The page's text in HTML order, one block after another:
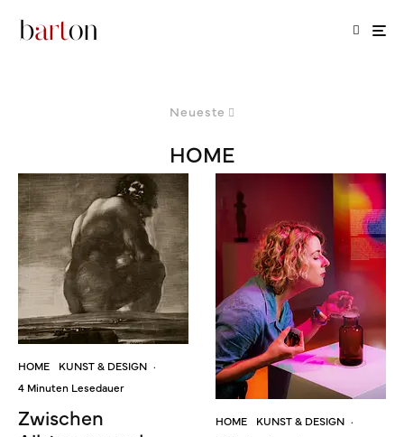
Neueste
HOME
HOME KUNST & DESIGN ·
4 Minuten Lesedauer
Zwischen
HOME KUNST & DESIGN ·